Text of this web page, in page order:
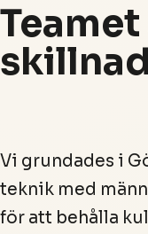
Vi grundades i
teknik med
för att behålla